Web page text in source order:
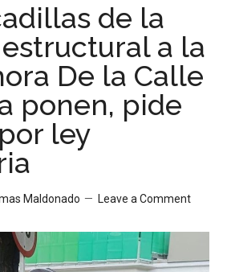
de la
a la
De la Calle
ponen, pide
ley
Maldonado Leave a Comment